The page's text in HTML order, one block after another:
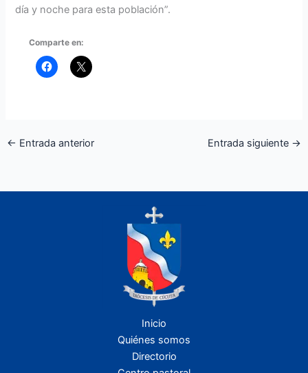
día y noche para esta población”.
Comparte en:
← Entrada anterior Entrada siguiente →
Inicio
Quiénes somos
Directorio